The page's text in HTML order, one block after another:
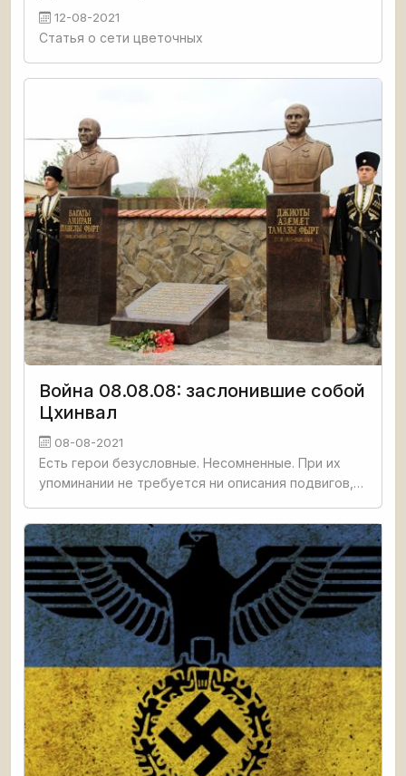
12-08-2021
Статья о сети цветочных
Война 08.08.08: заслонившие собой
Цхинвал
08-08-2021
Есть герои безусловные. Несомненные. При их
упоминании не требуется ни описания подвигов,
которые вписаны в историю. В именах, которые
стали своеобразными